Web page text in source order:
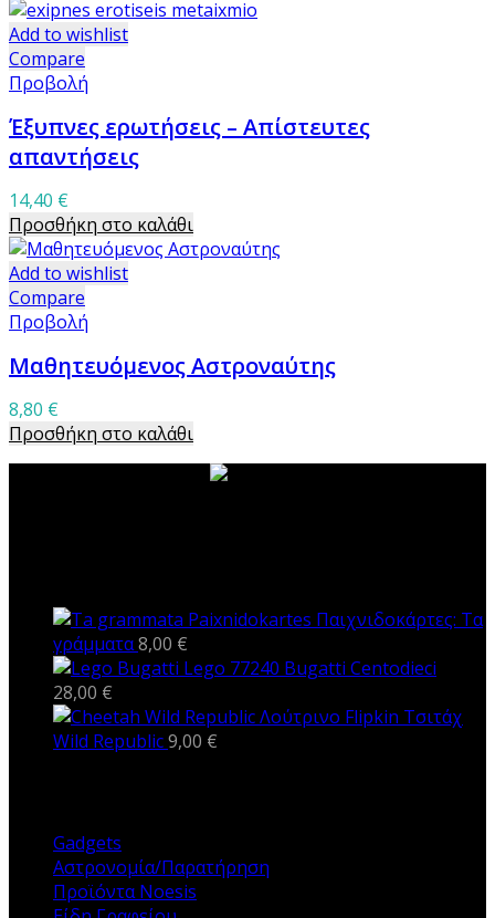
Add to wishlist
Compare
Προβολή
Έξυπνες ερωτήσεις – Απίστευτες
απαντήσεις
14,40 €
Προσθήκη στο καλάθι
Add to wishlist
Compare
Προβολή
Μαθητευόμενος Αστροναύτης
8,80 €
Προσθήκη στο καλάθι
Παιχνιδοκάρτες: Τα
γράμματα8,00 €
Lego 77240 Bugatti Centodieci
28,00 €
Λούτρινο Flipkin Τσιτάχ
Wild Republic9,00 €
Gadgets
Αστρονομία/Παρατήρηση
Προϊόντα Noesis